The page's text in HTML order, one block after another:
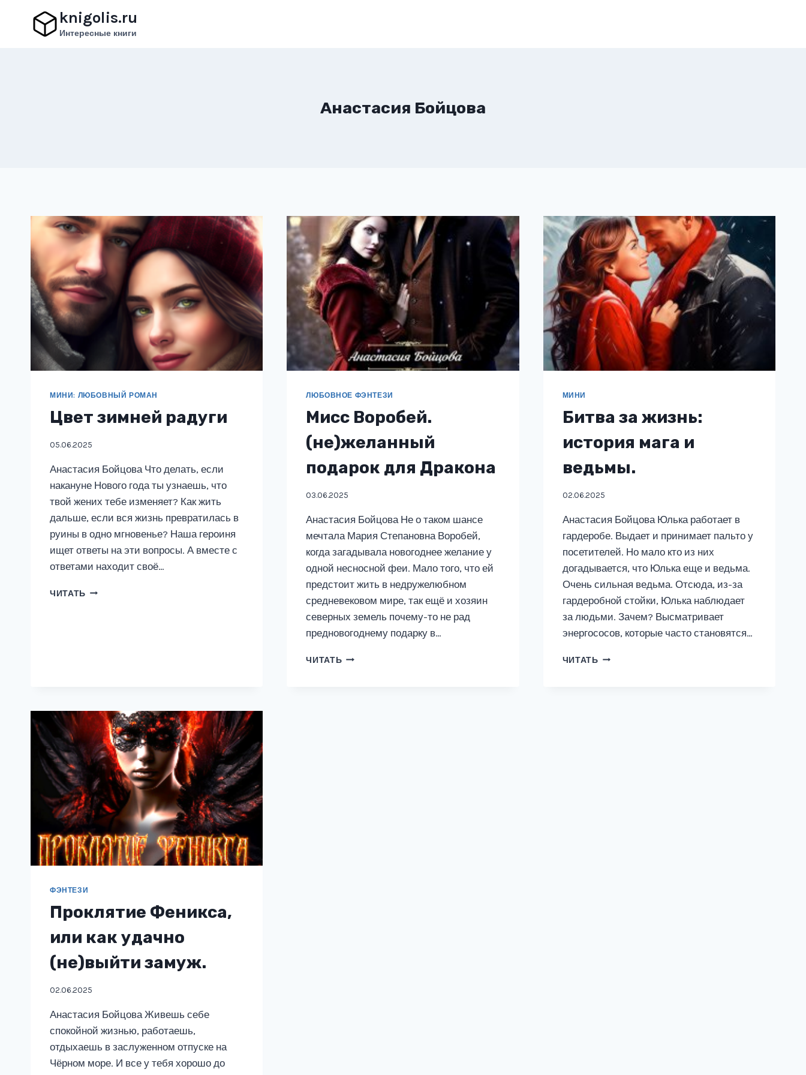
содержимому
knigolis.ru
Интересные книги
Анастасия Бойцова
МИНИ: ЛЮБОВНЫЙ РОМАН
Цвет зимней радуги
05.06.2025
Анастасия Бойцова Что делать, если
накануне Нового года ты узнаешь, что
твой жених тебе изменяет? Как жить
дальше, если вся жизнь превратилась в
руины в одно мгновенье? Наша героиня
ищет ответы на эти вопросы. А вместе с
ответами находит своё…
ЧИТАТЬ ЦВЕТ
ЛЮБОВНОЕ ФЭНТЕЗИ
Мисс Воробей.
(не)желанный
подарок для Дракона
03.06.2025
Анастасия Бойцова Не о таком шансе
мечтала Мария Степановна Воробей,
когда загадывала новогоднее желание у
одной несносной феи. Мало того, что ей
предстоит жить в недружелюбном
средневековом мире, так ещё и хозяин
северных земель почему-то не рад
предновогоднему подарку в…
ЧИТАТЬ МИСС
МИНИ
Битва за жизнь:
история мага и
ведьмы.
02.06.2025
Анастасия Бойцова Юлька работает в
гардеробе. Выдает и принимает пальто у
посетителей. Но мало кто из них
догадывается, что Юлька еще и ведьма.
Очень сильная ведьма. Отсюда, из-за
гардеробной стойки, Юлька наблюдает
за людьми. Зачем? Высматривает
энергососов, которые часто становятся…
ЧИТАТЬ БИТВА
ФЭНТЕЗИ
Проклятие Феникса,
или как удачно
(не)выйти замуж.
02.06.2025
Анастасия Бойцова Живешь себе
спокойной жизнью, работаешь,
отдыхаешь в заслуженном отпуске на
Чёрном море. И все у тебя хорошо до